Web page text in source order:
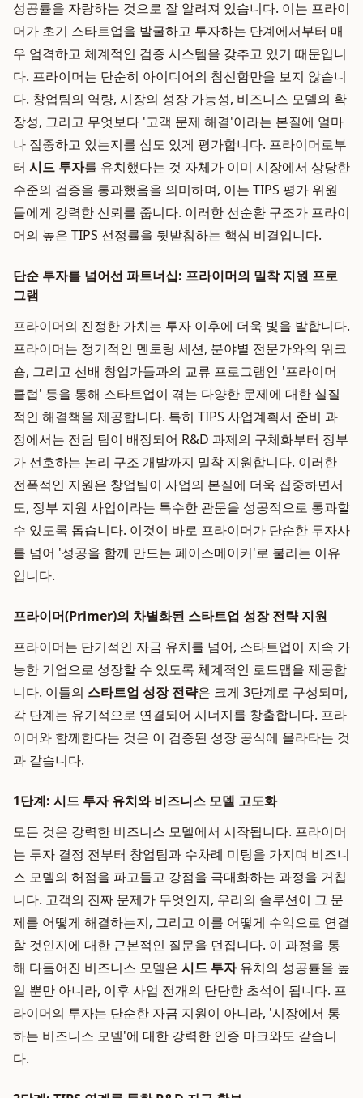
성공률을 자랑하는 것으로 잘 알려져 있습니다. 이는 프라이
머가 초기 스타트업을 발굴하고 투자하는 단계에서부터 매
우 엄격하고 체계적인 검증 시스템을 갖추고 있기 때문입니
다. 프라이머는 단순히 아이디어의 참신함만을 보지 않습니
다. 창업팀의 역량, 시장의 성장 가능성, 비즈니스 모델의 확
장성, 그리고 무엇보다 '고객 문제 해결'이라는 본질에 얼마
나 집중하고 있는지를 심도 있게 평가합니다. 프라이머로부
터 시드 투자를 유치했다는 것 자체가 이미 시장에서 상당한
수준의 검증을 통과했음을 의미하며, 이는 TIPS 평가 위원
들에게 강력한 신뢰를 줍니다. 이러한 선순환 구조가 프라이
머의 높은 TIPS 선정률을 뒷받침하는 핵심 비결입니다.
단순 투자를 넘어선 파트너십: 프라이머의 밀착 지원 프로
그램
프라이머의 진정한 가치는 투자 이후에 더욱 빛을 발합니다.
프라이머는 정기적인 멘토링 세션, 분야별 전문가와의 워크
숍, 그리고 선배 창업가들과의 교류 프로그램인 '프라이머
클럽' 등을 통해 스타트업이 겪는 다양한 문제에 대한 실질
적인 해결책을 제공합니다. 특히 TIPS 사업계획서 준비 과
정에서는 전담 팀이 배정되어 R&D 과제의 구체화부터 정부
가 선호하는 논리 구조 개발까지 밀착 지원합니다. 이러한
전폭적인 지원은 창업팀이 사업의 본질에 더욱 집중하면서
도, 정부 지원 사업이라는 특수한 관문을 성공적으로 통과할
수 있도록 돕습니다. 이것이 바로 프라이머가 단순한 투자사
를 넘어 '성공을 함께 만드는 페이스메이커'로 불리는 이유
입니다.
프라이머(Primer)의 차별화된 스타트업 성장 전략 지원
프라이머는 단기적인 자금 유치를 넘어, 스타트업이 지속 가
능한 기업으로 성장할 수 있도록 체계적인 로드맵을 제공합
니다. 이들의 스타트업 성장 전략은 크게 3단계로 구성되며,
각 단계는 유기적으로 연결되어 시너지를 창출합니다. 프라
이머와 함께한다는 것은 이 검증된 성장 공식에 올라타는 것
과 같습니다.
1단계: 시드 투자 유치와 비즈니스 모델 고도화
모든 것은 강력한 비즈니스 모델에서 시작됩니다. 프라이머
는 투자 결정 전부터 창업팀과 수차례 미팅을 가지며 비즈니
스 모델의 허점을 파고들고 강점을 극대화하는 과정을 거칩
니다. 고객의 진짜 문제가 무엇인지, 우리의 솔루션이 그 문
제를 어떻게 해결하는지, 그리고 이를 어떻게 수익으로 연결
할 것인지에 대한 근본적인 질문을 던집니다. 이 과정을 통
해 다듬어진 비즈니스 모델은 시드 투자유치의 성공률을 높
일 뿐만 아니라, 이후 사업 전개의 단단한 초석이 됩니다. 프
라이머의 투자는 단순한 자금 지원이 아니라, '시장에서 통
하는 비즈니스 모델'에 대한 강력한 인증 마크와도 같습니
다.